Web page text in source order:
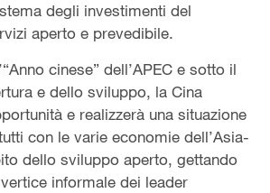
degli investimenti del
aperto e prevedibile.
cinese” dell’APEC e sotto il
e dello sviluppo, la Cina
e realizzerà una situazione
con le varie economie dell’Asia-
dello sviluppo aperto, gettando
informale dei leader